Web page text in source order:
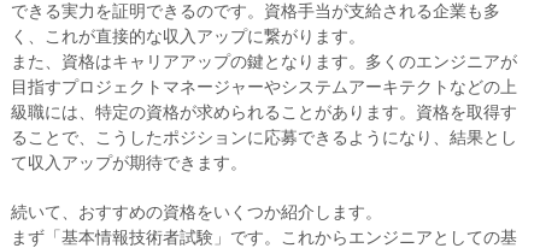
できる実力を証明できるのです。資格手当が支給される企業も多
く、これが直接的な収入アップに繋がります。
また、資格はキャリアアップの鍵となります。多くのエンジニアが
目指すプロジェクトマネージャーやシステムアーキテクトなどの上
級職には、特定の資格が求められることがあります。資格を取得す
ることで、こうしたポジションに応募できるようになり、結果とし
て収入アップが期待できます。
続いて、おすすめの資格をいくつか紹介します。
まず「基本情報技術者試験」です。これからエンジニアとしての基